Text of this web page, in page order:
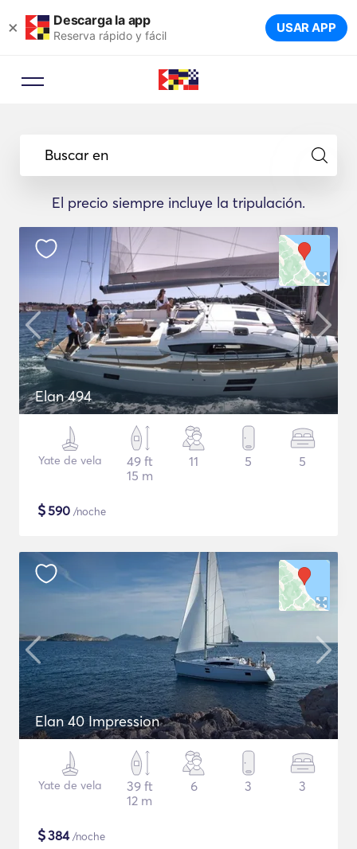
× Descarga la app
Reserva rápido y fácil USAR APP
Buscar en
El precio siempre incluye la tripulación.
Elan 494
Yate de vela
49 ft
15 m
11 5 5
$590 /noche
Elan 40 Impression
Yate de vela
39 ft
12 m
6 3 3
$384/noche